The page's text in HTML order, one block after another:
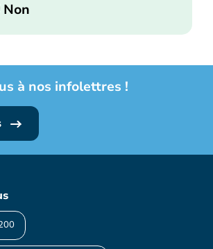
Non
à nos infolettres !